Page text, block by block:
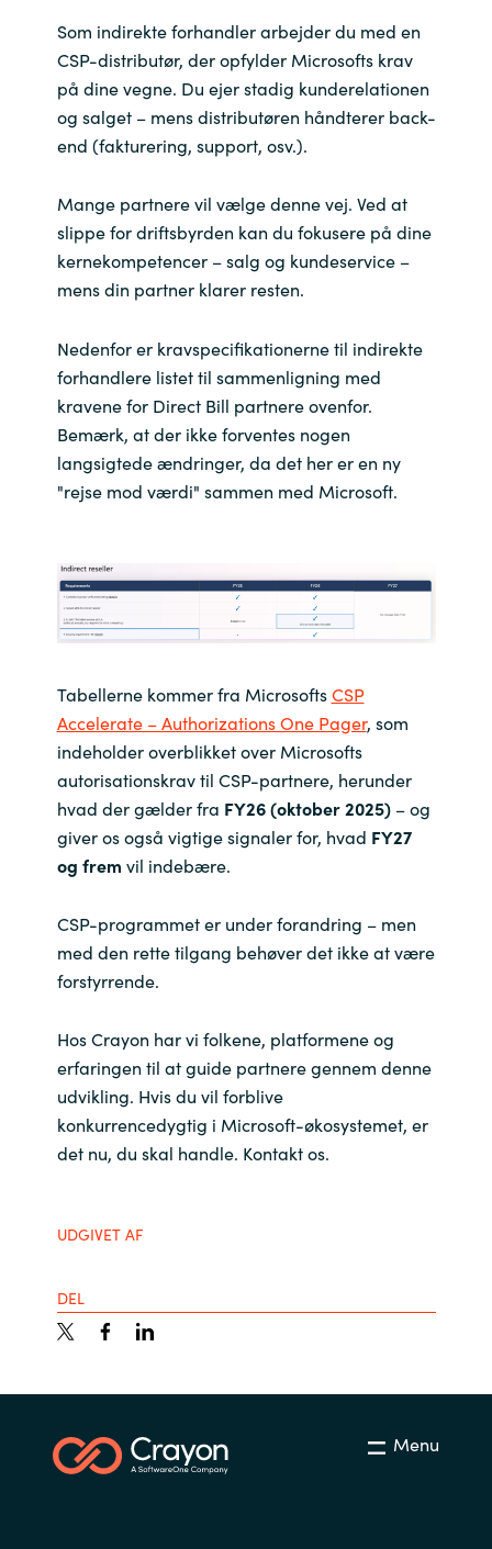
Som indirekte forhandler arbejder du med en
CSP-distributør, der opfylder Microsofts krav
på dine vegne. Du ejer stadig kunderelationen
og salget – mens distributøren håndterer back-
end (fakturering, support, osv.).
Mange partnere vil vælge denne vej. Ved at
slippe for driftsbyrden kan du fokusere på dine
kernekompetencer – salg og kundeservice –
mens din partner klarer resten.
Nedenfor er kravspecifikationerne til indirekte
forhandlere listet til sammenligning med
kravene for Direct Bill partnere ovenfor.
Bemærk, at der ikke forventes nogen
langsigtede ændringer, da det her er en ny
"rejse mod værdi" sammen med Microsoft.
Tabellerne kommer fra MicrosoftsCSP
Accelerate – Authorizations One Pager, som
indeholder overblikket over Microsofts
autorisationskrav til CSP-partnere, herunder
hvad der gælder fra FY26 (oktober 2025)– og
giver os også vigtige signaler for, hvad FY27
og frem vil indebære.
CSP-programmet er under forandring – men
med den rette tilgang behøver det ikke at være
forstyrrende.
Hos Crayon har vi folkene, platformene og
erfaringen til at guide partnere gennem denne
udvikling. Hvis du vil forblive
konkurrencedygtig i Microsoft-økosystemet, er
det nu, du skal handle. Kontakt os.
UDGIVET AF
DEL
Menu